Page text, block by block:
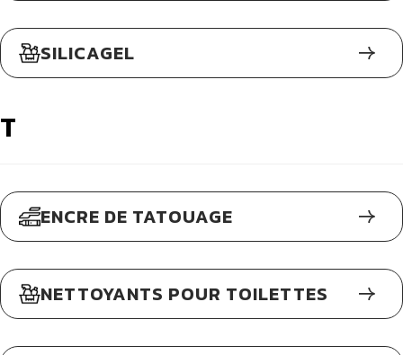
SILICAGEL
T
ENCRE DE TATOUAGE
NETTOYANTS POUR TOILETTES